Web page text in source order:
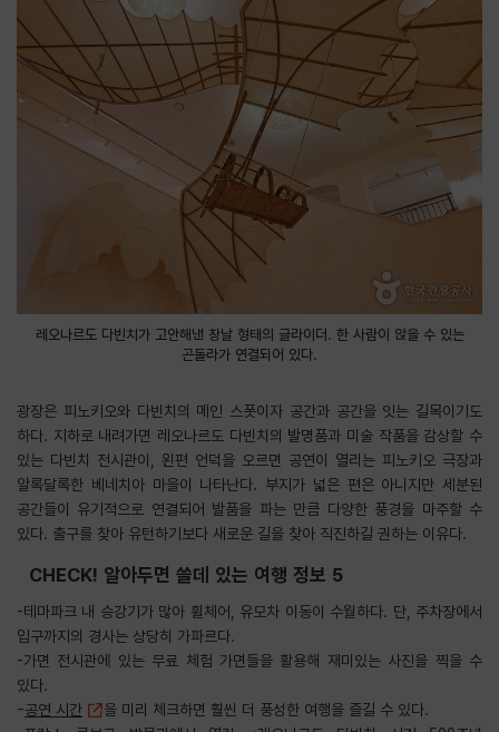
레오나르도 다빈치가 고안해낸 창날 형태의 글라이더. 한 사람이 앉을 수 있는
곤돌라가 연결되어 있다.
광장은 피노키오와 다빈치의 메인 스폿이자 공간과 공간을 잇는 길목이기도
하다. 지하로 내려가면 레오나르도 다빈치의 발명품과 미술 작품을 감상할 수
있는 다빈치 전시관이, 왼편 언덕을 오르면 공연이 열리는 피노키오 극장과
알록달록한 베네치아 마을이 나타난다. 부지가 넓은 편은 아니지만 세분된
공간들이 유기적으로 연결되어 발품을 파는 만큼 다양한 풍경을 마주할 수
있다. 출구를 찾아 유턴하기보다 새로운 길을 찾아 직진하길 권하는 이유다.
CHECK! 알아두면 쓸데 있는 여행 정보 5
-테마파크 내 승강기가 많아 휠체어, 유모차 이동이 수월하다. 단, 주차장에서
입구까지의 경사는 상당히 가파르다.
-가면 전시관에 있는 무료 체험 가면들을 활용해 재미있는 사진을 찍을 수
있다.
-공연 시간
을 미리 체크하면 훨씬 더 풍성한 여행을 즐길 수 있다.